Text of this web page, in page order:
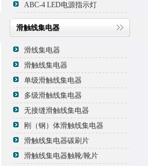
ABC-4 LED电源指示灯
滑触线集电器
滑线集电器
滑触线集电器
单级滑触线集电器
多级滑触线集电器
无接缝滑触线集电器
刚（钢）体滑触线集电器
滑触线集电器碳刷片
滑触线集电器触靴/靴片